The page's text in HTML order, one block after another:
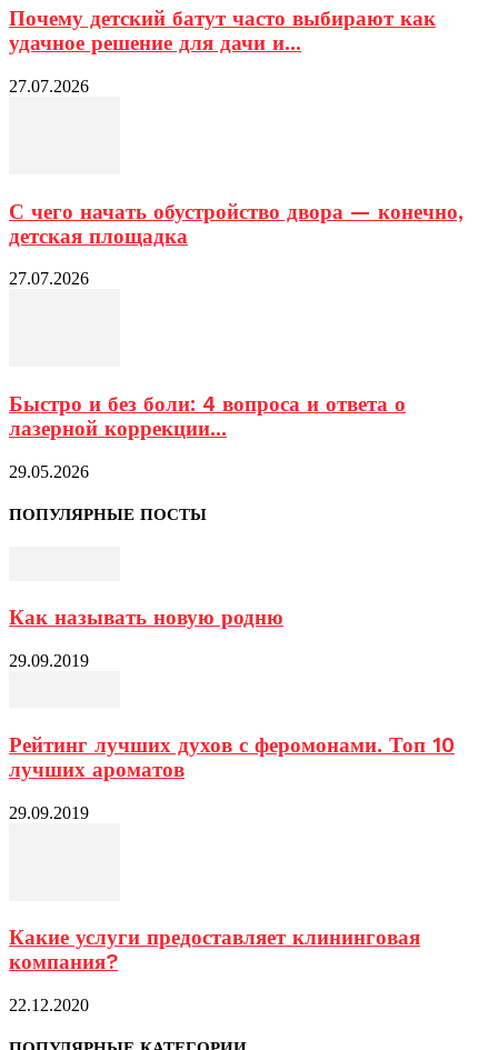
Почему детский батут часто выбирают как
удачное решение для дачи и...
27.07.2026
С чего начать обустройство двора — конечно,
детская площадка
27.07.2026
Быстро и без боли: 4 вопроса и ответа о
лазерной коррекции...
29.05.2026
ПОПУЛЯРНЫЕ ПОСТЫ
Как называть новую родню
29.09.2019
Рейтинг лучших духов с феромонами. Топ 10
лучших ароматов
29.09.2019
Какие услуги предоставляет клининговая
компания?
22.12.2020